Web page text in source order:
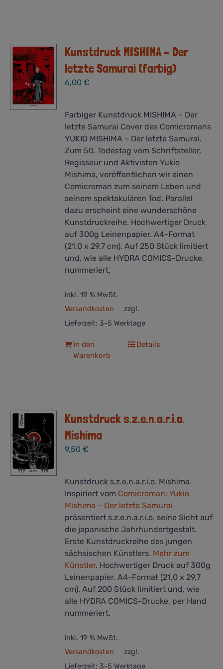
Kunstdruck MISHIMA – Der
letzte Samurai (farbig)
6,00€
Farbiger Kunstdruck MISHIMA – Der
letzte Samurai Cover des Comicromans
YUKIO MISHIMA – Der letzte Samurai.
Zum 50. Todestag vom Schriftsteller,
Regisseur und Aktivisten Yukio
Mishima, veröffentlichen wir einen
Comicroman zum seinem Leben und
seinem spektakulären Tod. Parallel
dazu erscheint eine wunderschöne
Kunstdruckreihe. Hochwertiger Druck
auf 300g Leinenpapier. A4-Format
(21,0 x 29,7 cm). Auf 250 Stück limitiert
und, wie alle HYDRA COMICS-Drucke,
nummeriert.
inkl. 19 % MwSt.
zzgl.
Versandkosten
Lieferzeit: 3-5 Werktage
In den
Warenkorb
Details
Kunstdruck s.z.e.n.a.r.i.o.
Mishima
9,50€
Kunstdruck s.z.e.n.a.r.i.o. Mishima.
Inspiriert vom Comicroman: Yukio
Mishima – Der letzte Samurai
präsentiert s.z.e.n.a.r.i.o. seine Sicht auf
die japanische Jahrhundertgestalt.
Erste Kunstdruckreihe des jungen
sächsischen Künstlers. Mehr zum
Künstler. Hochwertiger Druck auf 300g
Leinenpapier. A4-Format (21,0 x 29,7
cm). Auf 200 Stück limitiert und, wie
alle HYDRA COMICS-Drucke, per Hand
nummeriert.
inkl. 19 % MwSt.
zzgl.
Versandkosten
Lieferzeit: 3-5 Werktage